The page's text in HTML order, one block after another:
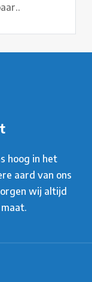
hoog in het
aard van ons
wij altijd